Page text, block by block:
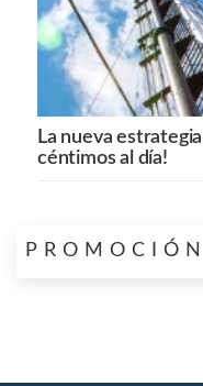
La nueva
céntimos al día!
PROMOCIÓN